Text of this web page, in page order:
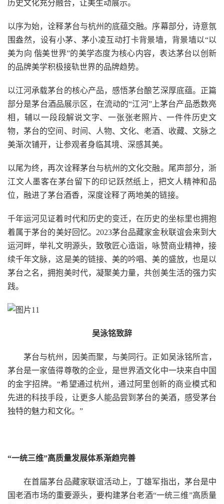
历史文化充分融合，让美生动展示。
以序为始，诠释茅台与杭州的底蕴交融。序幕部分，诗意氛
围盎然，设有小茅、茅小凌互动打卡背景墙，背景墙以“以
美为向 偕美世界”的美学态度为核心内容，表达茅台以创新
的品牌美学积极接轨世界的品牌趋势。
以江河承载茅台的核心产品，感悟茅台酿艺深厚底蕴。正篇
部分是茅台酒品展示区，在流动的“江河”上茅台产品悉数亮
相，辅以一段段解说文字、一张张老照片、一件件历史文
物，茅台的空间、时间、人物、文化、老酒、收藏、文脉之
美渐次铺开，让参观者身临其境、深感其美。
以尾为终，再次诠释茅台与杭州的文化交融。尾声部分，浙
江文人墨客在茅台留下的印记跃然纸上，把文人精神和品
位，融进了茅台酒香，深度诠释了两地美的链接。
千年运河见证着时代和历史的变迁，在历史的坐标里也拥抱
着属于茅台的美好回忆。2023茅台品藏家金秋联谊会来到大
运河畔，举礼文明源头，致敬匠心造诣，咏赞商业精神，接
续千年文脉，这是美的链接、美的吟唱、美的盛放，也是以
茅台之名，拥抱美时代，凝聚美力量，共创美生活的强力实
践。
吴泳铭致辞
茅台与杭州，因美而聚，与美同行。正如吴泳铭所言，
茅台是一家值得尊敬的企业，是世界酒文化中一块来自中国
的金字招牌。“希望通过杭州，通过阿里创新的商业模式和
先进的科技手段，让更多人能品尝到茅台的美酒，感受茅台
独特的魅力和文化。”
“一统三维”高质量发展体系渐趋完善
在首届茅台品藏家联谊活动上，丁雄军指出，茅台是中
国老酒市场的重要源头，要构建茅台老酒“一统三维”高质量